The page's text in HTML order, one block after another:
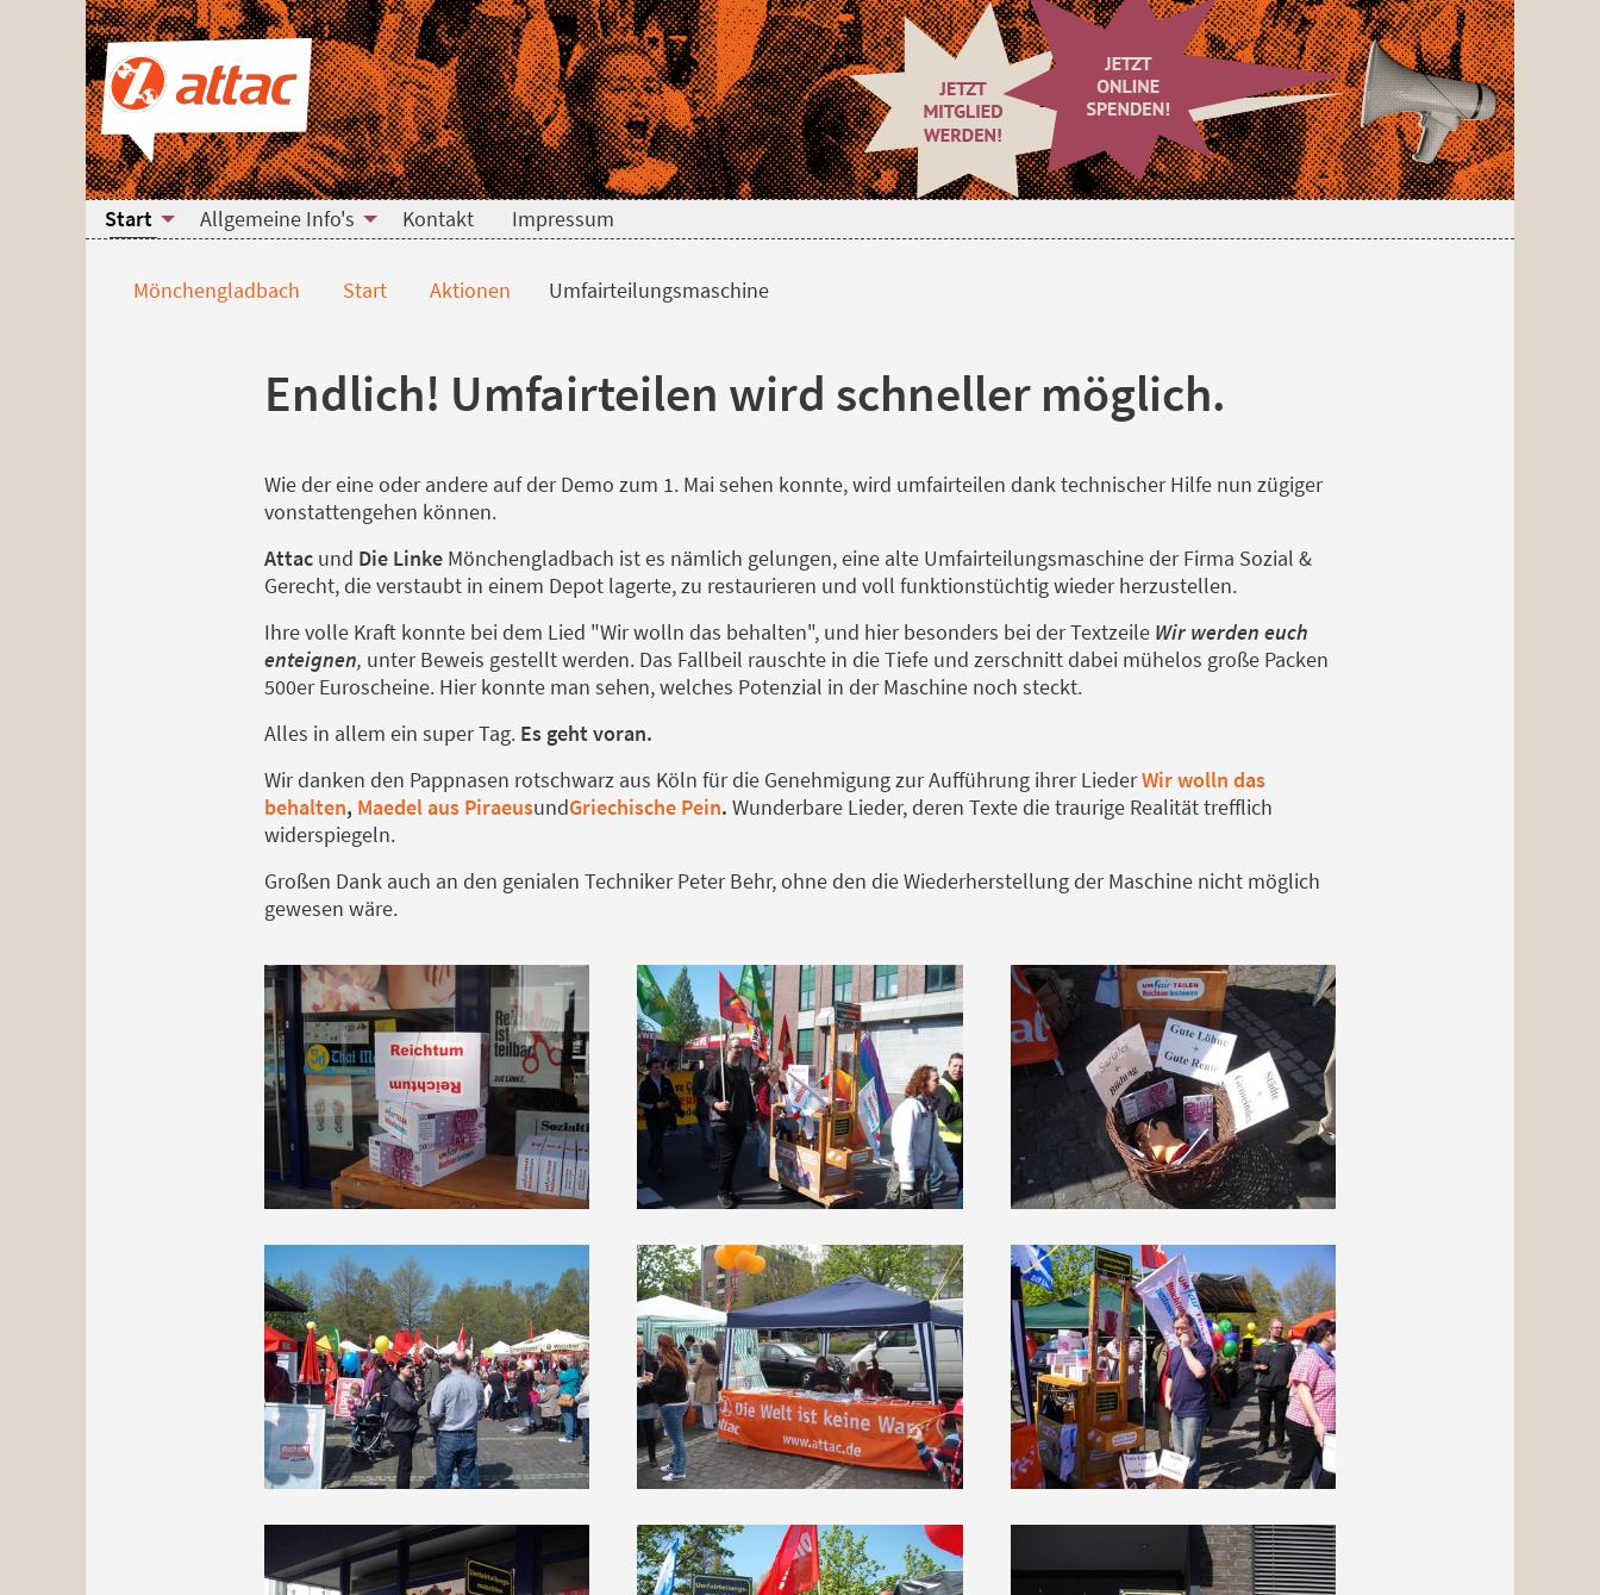
Direkt zum Hauptinhalt springen
Direkt zur Haupt-Navigation springen
Direkt zur Service-Navigation springen
Direkt zur Footer-Navigation springen
Direkt zum Footerinhalt springen
Umfairteilungsmaschine
Start Allgemeine Info's Kontakt Impressum
Mönchengladbach Start Aktionen Umfairteilungsmaschine
Endlich! Umfairteilen wird schneller möglich.
Wie der eine oder andere auf der Demo zum 1. Mai sehen konnte, wird umfairteilen dank technischer Hilfe nun zügiger
vonstattengehen können.
Attac und Die Linke Mönchengladbach ist es nämlich gelungen, eine alte Umfairteilungsmaschine der Firma Sozial &
Gerecht, die verstaubt in einem Depot lagerte, zu restaurieren und voll funktionstüchtig wieder herzustellen.
Ihre volle Kraft konnte bei dem Lied "Wir wolln das behalten", und hier besonders bei der Textzeile Wir werden euch
enteignen, unter Beweis gestellt werden. Das Fallbeil rauschte in die Tiefe und zerschnitt dabei mühelos große Packen
500er Euroscheine. Hier konnte man sehen, welches Potenzial in der Maschine noch steckt.
Alles in allem ein super Tag. Es geht voran.
Wir danken den Pappnasen rotschwarz aus Köln für die Genehmigung zur Aufführung ihrer LiederWir wolln das
behalten, Maedel aus PiraeusundGriechische Pein. Wunderbare Lieder, deren Texte die traurige Realität trefflich
widerspiegeln.
Großen Dank auch an den genialen Techniker Peter Behr, ohne den die Wiederherstellung der Maschine nicht möglich
gewesen wäre.